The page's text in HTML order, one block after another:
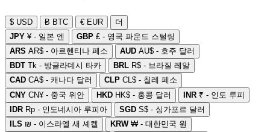
$ USD Ƀ BTC € EUR
더
JPY ¥ - 일본 엔 GBP £ - 영국 파운드 스털링
ARS AR$ - 아르헨티나 페소 AUD AU$ - 호주 달러
BDT Tk - 방글라데시 타카 BRL R$ - 브라질 레알
CAD CA$ - 캐나다 달러 CLP CL$ - 칠레 페소
CNY CN¥ - 중국 위안 HKD HK$ - 홍콩 달러 INR ₹ - 인도 루피
IDR Rp - 인도네시아 루피아 SGD S$ - 싱가포르 달러
ILS ₪ - 이스라엘 새 셰켈 KRW₩ - 대한민국 원